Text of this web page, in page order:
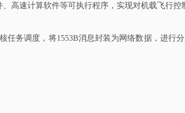
高速计算软件等可执行程序，实现对机载飞行控
任务调度，将1553B消息封装为网络数据，进行